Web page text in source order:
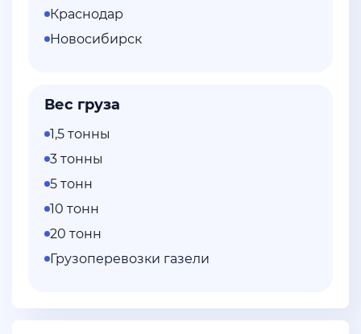
Краснодар
Новосибирск
Вес груза
1,5 тонны
3 тонны
5 тонн
10 тонн
20 тонн
Грузоперевозки газели